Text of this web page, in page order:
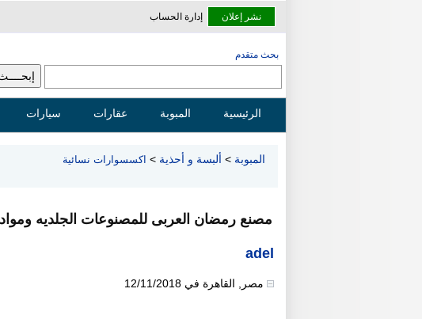
نشر إعلان إدارة الحساب
بحث متقدم
الرئيسية المبوبة عقارات سيارات
المبوبة > ألبسة و أحذية > اكسسوارات نسائية
مصنع رمضان العربى للمصنوعات الجلديه ومواد
adel
مصر القاهرة في 12/11/2018